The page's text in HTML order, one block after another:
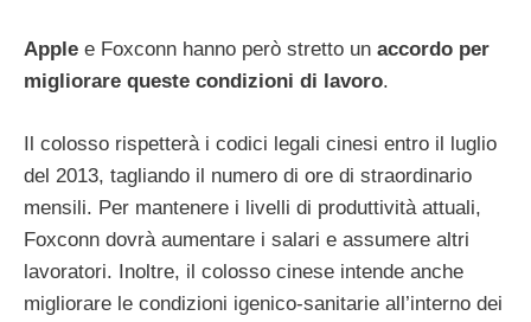
Apple e Foxconn hanno però stretto un accordo per
migliorare queste condizioni di lavoro.
Il colosso rispetterà i codici legali cinesi entro il luglio
del 2013, tagliando il numero di ore di straordinario
mensili. Per mantenere i livelli di produttività attuali,
Foxconn dovrà aumentare i salari e assumere altri
lavoratori. Inoltre, il colosso cinese intende anche
migliorare le condizioni igenico-sanitarie all’interno dei